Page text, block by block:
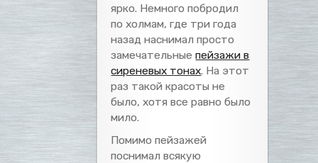
ярко. Немного побродил
по холмам, где три года
назад наснимал просто
замечательныепейзажи в
сиреневых тонах. На этот
раз такой красоты не
было, хотя все равно было
мило.
Помимо пейзажей
поснимал всякую